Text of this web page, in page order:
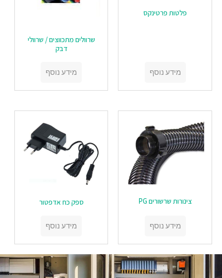
‏‏פלטות פרטינקס
מידע נוסף
‏‏שרוולים מתכווצים / שרוולי
דבק
מידע נוסף
צינורות שרשורים PG
מידע נוסף
‏‏ספק כח אדפטור
מידע נוסף